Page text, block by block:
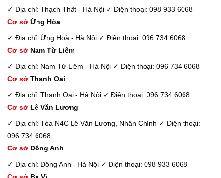
✓ Địa chỉ: Thạch Thất - Hà Nội ✓ Điện thoại: 098 933 6068
Cơ sở Ứng Hòa
✓ Địa chỉ: Ứng Hoà - Hà Nội ✓ Điện thoại: 096 734 6068
Cơ sở Nam Từ Liêm
✓ Địa chỉ: Nam Từ Liêm - Hà Nội ✓ Điện thoại: 096 734 6068
Cơ sở Thanh Oai
✓ Địa chỉ: Thanh Oai - Hà Nội ✓ Điện thoại: 096 734 6068
Cơ sở Lê Văn Lương
✓ Địa chỉ: Tòa N4C Lê Văn Lương, Nhân Chính ✓ Điện thoại:
096 734 6068
Cơ sở Đông Anh
✓ Địa chỉ: Đông Anh - Hà Nội ✓ Điện thoại: 098 933 6068